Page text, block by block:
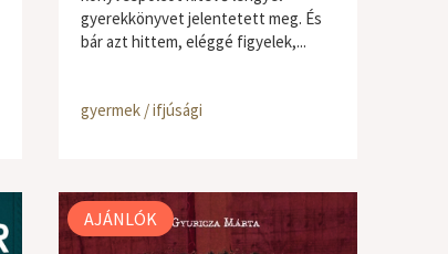
gyerekkönyvet jelentetett meg. És
bár azt hittem, eléggé figyelek,...
gyermek / ifjúsági
AJÁNLÓK